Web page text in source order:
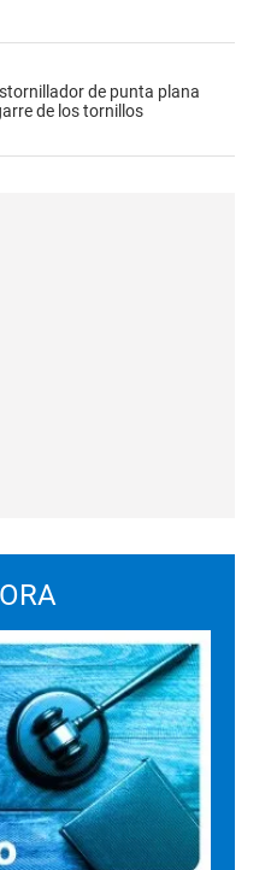
de punta plana
de los tornillos